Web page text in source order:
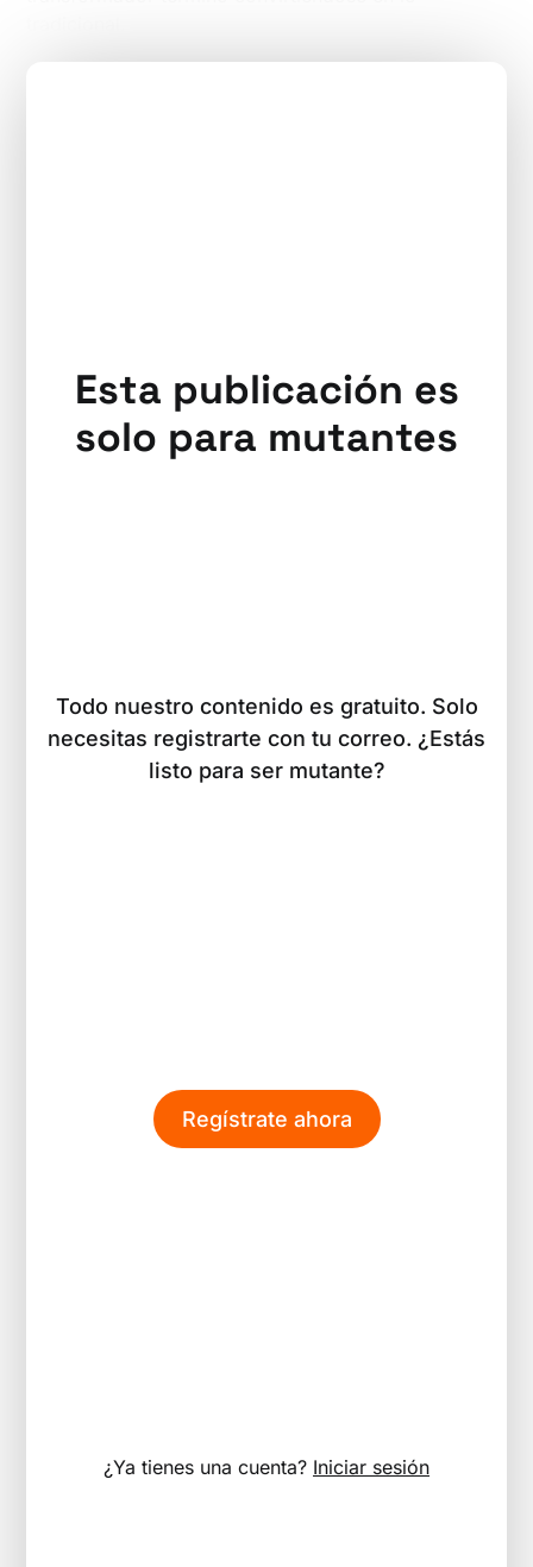
Esta publicación es
solo para mutantes
Todo nuestro contenido es gratuito. Solo
necesitas registrarte con tu correo. ¿Estás
listo para ser mutante?
Regístrate ahora
¿Ya tienes una cuenta? Iniciar sesión